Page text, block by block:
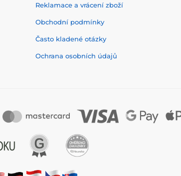
Reklamace a vrácení zboží
Obchodní podmínky
Často kladené otázky
Ochrana osobních údajů